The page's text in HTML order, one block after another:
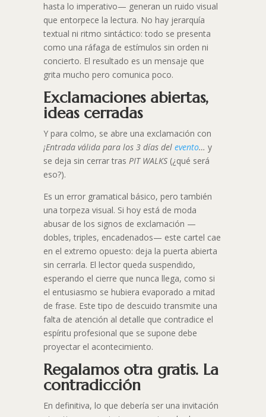
hasta lo imperativo— generan un ruido visual
que entorpece la lectura. No hay jerarquía
textual ni ritmo sintáctico: todo se presenta
como una ráfaga de estímulos sin orden ni
concierto. El resultado es un mensaje que
grita mucho pero comunica poco.
Exclamaciones abiertas,
ideas cerradas
Y para colmo, se abre una exclamación con
¡Entrada válida para los 3 días del evento… y
se deja sin cerrar tras PIT WALKS (¿qué será
eso?).
Es un error gramatical básico, pero también
una torpeza visual. Si hoy está de moda
abusar de los signos de exclamación —
dobles, triples, encadenados— este cartel cae
en el extremo opuesto: deja la puerta abierta
sin cerrarla. El lector queda suspendido,
esperando el cierre que nunca llega, como si
el entusiasmo se hubiera evaporado a mitad
de frase. Este tipo de descuido transmite una
falta de atención al detalle que contradice el
espíritu profesional que se supone debe
proyectar el acontecimiento.
Regalamos otra gratis. La
contradicción
En definitiva, lo que debería ser una invitación